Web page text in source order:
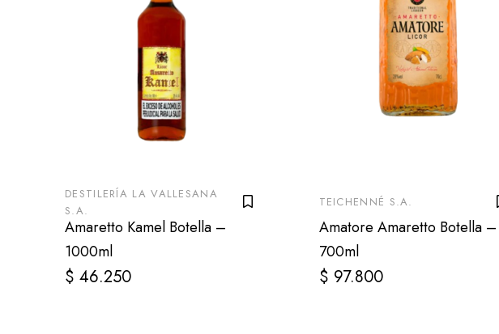
DESTILERÍA LA VALLESANA
S.A.
Amaretto Kamel Botella –
1000ml
$ 46.250
TEICHENNÉ S.A.
Amatore Amaretto Botella –
700ml
$ 97.800